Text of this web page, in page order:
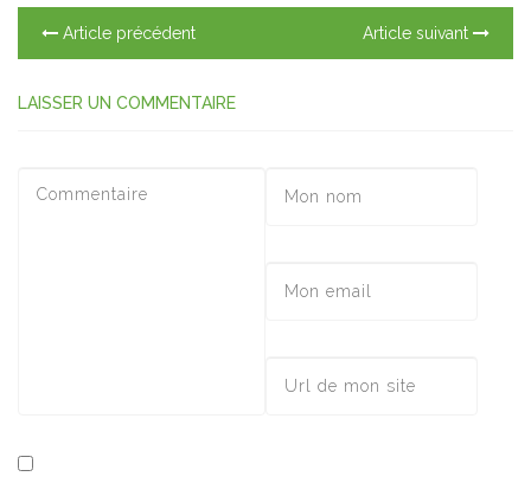
Article précédent Article suivant
LAISSER UN COMMENTAIRE